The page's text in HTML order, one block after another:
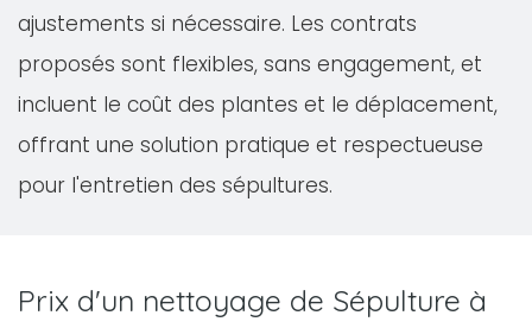
ajustements si nécessaire. Les contrats
proposés sont flexibles, sans engagement, et
incluent le coût des plantes et le déplacement,
offrant une solution pratique et respectueuse
pour l'entretien des sépultures.
Prix d'un nettoyage de Sépulture à